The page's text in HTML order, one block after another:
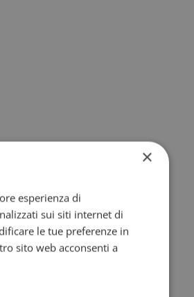
×
esperienza di
sui siti internet di
le tue preferenze in
sito web acconsenti a